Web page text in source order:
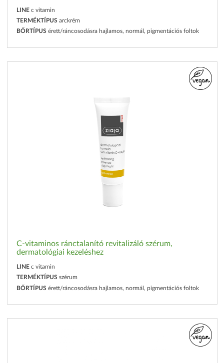
LINE c vitamin
TERMÉKTÍPUS arckrém
BŐRTÍPUS érett/ráncosodásra hajlamos, normál, pigmentációs foltok
C-vitaminos ránctalanító revitalizáló szérum,
dermatológiai kezeléshez
LINE c vitamin
TERMÉKTÍPUS szérum
BŐRTÍPUS érett/ráncosodásra hajlamos, normál, pigmentációs foltok